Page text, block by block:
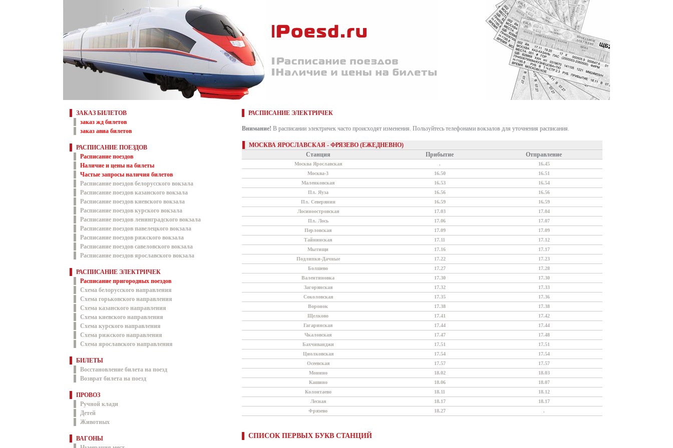
ЗАКАЗ БИЛЕТОВ
заказ жд билетов
заказ авиа билетов
РАСПИСАНИЕ ПОЕЗДОВ
Расписание поездов
Наличие и цены на билеты
Частые запросы наличия билетов
Расписание поездов белорусского вокзала
Расписание поездов казанского вокзала
Расписание поездов киевского вокзала
Расписание поездов курского вокзала
Расписание поездов ленинградского вокзала
Расписание поездов павелецкого вокзала
Расписание поездов рижского вокзала
Расписание поездов савеловского вокзала
Расписание поездов ярославского вокзала
РАСПИСАНИЕ ЭЛЕКТРИЧЕК
Расписание пригородных поездов
Схема белорусского направления
Схема горьковского направления
Схема казанского направления
Схема киевского направления
Схема курского направления
Схема рижского направления
Схема ярославского направления
БИЛЕТЫ
Восстановление билета на поезд
Возврат билета на поезд
ПРОВОЗ
Ручной клади
Детей
Животных
ВАГОНЫ
РАСПИСАНИЕ ЭЛЕКТРИЧЕК
Внимание! В расписании электричек часто происходят изменения. Пользуйтесь телефонами вокзалов для уточнения расписания.
МОСКВА ЯРОСЛАВСКАЯ - ФРЯЗЕВО (ЕЖЕДНЕВНО)
Станция
Прибытие Отправление
Москва Ярославская .
16.45
Москва-3
16.50
16.51
Маленковская
16.53
16.54
Пл. Яуза
16.56
16.56
Пл. Северянин
16.59
16.59
Лосиноостровская
17.03
17.04
Пл. Лось
17.06
17.07
Перловская
17.09
17.09
Тайнинская
17.11
17.12
Мытищи
17.16
17.17
Подлипки-Дачные
17.22
17.23
Болшево
17.27
17.28
Валентиновка
17.30
17.30
Загорянская
17.32
17.33
Соколовская
17.35
17.36
Воронок
17.38
17.38
Щелково
17.41
17.42
Гагаринская
17.44
17.44
Чкаловская
17.47
17.48
Бахчиванджи
17.51
17.51
Циолковская
17.54
17.54
Осеевская
17.57
17.57
Монино
18.02
18.03
Кашино
18.06
18.07
Колонтаево
18.11
18.12
Лесная
18.17
18.17
Фрязево
18.27 .
СПИСОК ПЕРВЫХ БУКВ СТАНЦИЙ